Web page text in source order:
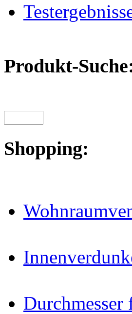
Produkt-
Shopping: